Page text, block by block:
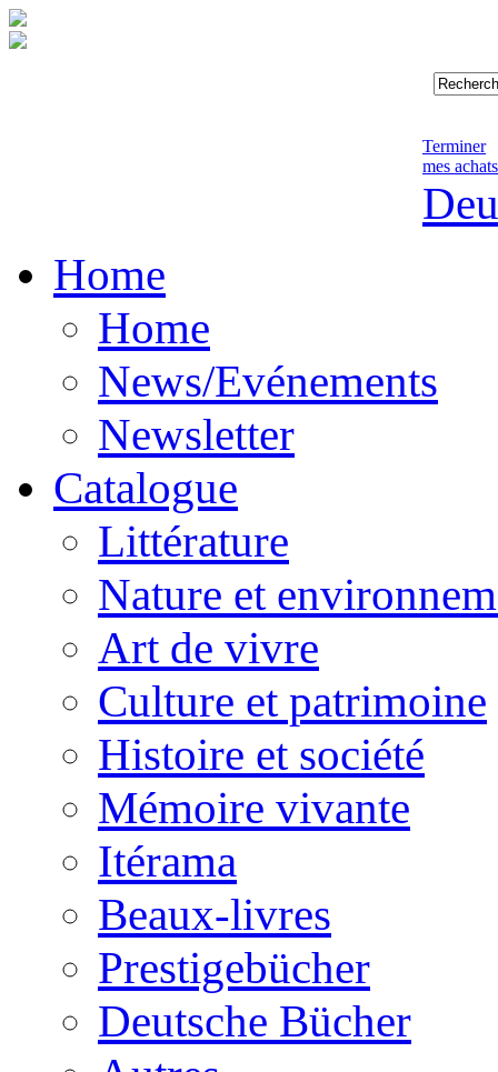
Terminer
mes
Home
Home
News/Evénements
Newsletter
Catalogue
Littérature
Nature et
Art de vivre
Culture et patrimoine
Histoire et société
Mémoire vivante
Itérama
Beaux-livres
Prestigebücher
Deutsche Bücher